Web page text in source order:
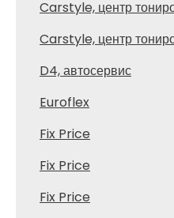
Carstyle, центр
Carstyle, центр
D4, автосервис
Euroflex
Fix Price
Fix Price
Fix Price